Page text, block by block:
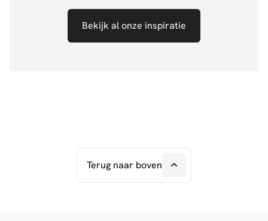
Bekijk al onze inspiratie
Terug naar boven